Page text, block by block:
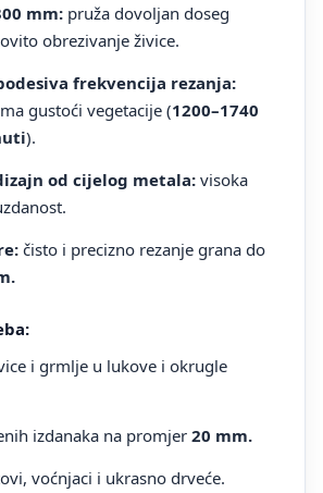
mm: pruža dovoljan doseg
obrezivanje živice.
frekvencija rezanja:
gustoći vegetacije (1200–1740
).
od cijelog metala: visoka
čisto i precizno rezanje grana do
i grmlje u lukove i okrugle
izdanaka na promjer 20 mm.
voćnjaci i ukrasno drveće.